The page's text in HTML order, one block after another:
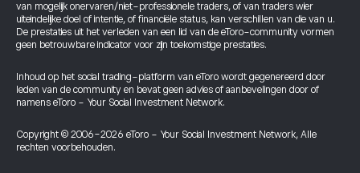
van mogelijk onervaren/niet-professionele traders, of van traders wier
uiteindelijke doel of intentie, of financiële status, kan verschillen van die van u.
De prestaties uit het verleden van een lid van de eToro-community vormen
geen betrouwbare indicator voor zijn toekomstige prestaties.
Inhoud op het social trading-platform van eToro wordt gegenereerd door
leden van de community en bevat geen advies of aanbevelingen door of
namens eToro - Your Social Investment Network.
Copyright © 2006-2026 eToro - Your Social Investment Network, Alle
rechten voorbehouden.